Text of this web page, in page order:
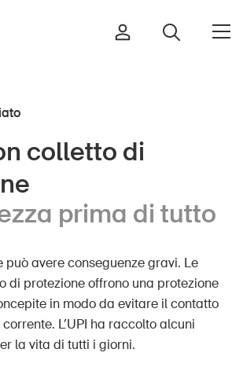
colletto di
prima di tutto
può avere conseguenze gravi. Le
di protezione offrono una protezione
in modo da evitare il contatto
L’UPI ha raccolto alcuni
la vita di tutti i giorni.